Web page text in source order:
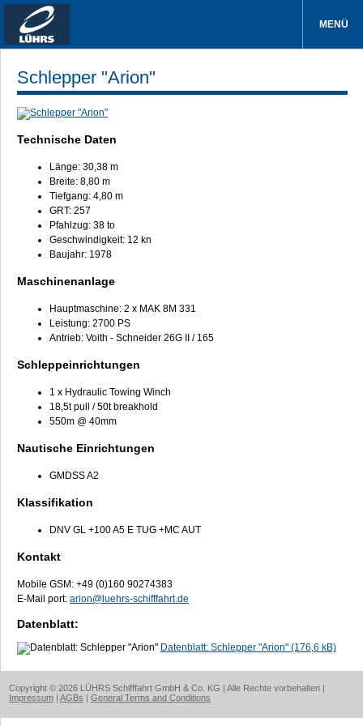
MENÜ
Schlepper "Arion"
Technische Daten
Länge: 30,38 m
Breite: 8,80 m
Tiefgang: 4,80 m
GRT: 257
Pfahlzug: 38 to
Geschwindigkeit: 12 kn
Baujahr: 1978
Maschinenanlage
Hauptmaschine: 2 x MAK 8M 331
Leistung: 2700 PS
Antrieb: Voith - Schneider 26G II / 165
Schleppeinrichtungen
1 x Hydraulic Towing Winch
18,5t pull / 50t breakhold
550m @ 40mm
Nautische Einrichtungen
GMDSS A2
Klassifikation
DNV GL +100 A5 E TUG +MC AUT
Kontakt
Mobile GSM: +49 (0)160 90274383
E-Mail port: arion@luehrs-schifffahrt.de
Datenblatt:
Datenblatt: Schlepper "Arion" (176,6 kB)
Copyright © 2026 LÜHRS Schifffahrt GmbH & Co. KG | Alle Rechte vorbehalten |
Impressum
AGBs General Terms and Conditions